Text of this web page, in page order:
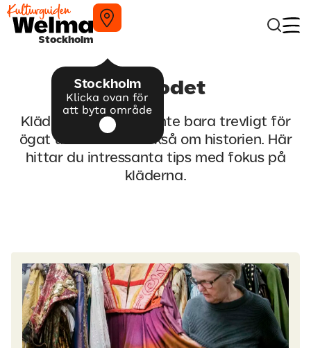
Stockholm
Stockholm
Klicka ovan för
att byta område
På modet
Kläder och mode är inte bara trevligt för
ögat utan vittnar också om historien. Här
hittar du intressanta tips med fokus på
kläderna.